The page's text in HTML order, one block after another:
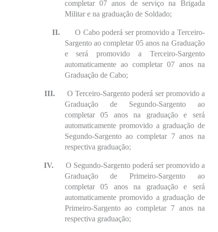
completar 07 anos de serviço na Brigada
Militar e na graduação de Soldado;
II.
O Cabo poderá ser promovido a Terceiro-
Sargento ao completar 05 anos na Graduação
e será promovido a Terceiro-Sargento
automaticamente ao completar 07 anos na
Graduação de Cabo;
III.
O Terceiro-Sargento poderá ser promovido a
Graduação de Segundo-Sargento ao
completar 05 anos na graduação e será
automaticamente promovido a graduação de
Segundo-Sargento ao completar 7 anos na
respectiva graduação;
IV.
O Segundo-Sargento poderá ser promovido a
Graduação de Primeiro-Sargento ao
completar 05 anos na graduação e será
automaticamente promovido a graduação de
Primeiro-Sargento ao completar 7 anos na
respectiva graduação;